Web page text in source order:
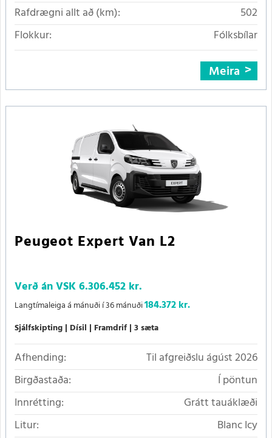
Rafdrægni allt að (km):
502
Flokkur:
Fólksbílar
Meira
Peugeot Expert Van L2
Verð án VSK6.306.452 kr.
Langtímaleiga á mánuði í 36 mánuði184.372 kr.
Sjálfskipting Dísil Framdrif 3 sæta
Afhending:
Til afgreiðslu ágúst 2026
Birgðastaða:
Í pöntun
Innrétting:
Grátt tauáklæði
Litur:
Blanc Icy